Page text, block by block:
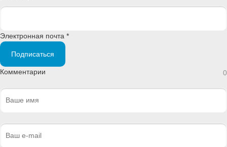
Электронная почта *
Подписаться
Комментарии 0